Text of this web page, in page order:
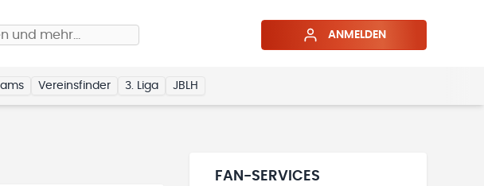
und mehr… ANMELDEN
Vereinsfinder 3. Liga JBLH
FAN-SERVICES